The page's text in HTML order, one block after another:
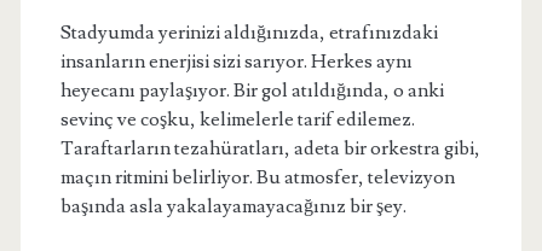
Stadyumda yerinizi aldığınızda, etrafınızdaki
insanların enerjisi sizi sarıyor. Herkes aynı
heyecanı paylaşıyor. Bir gol atıldığında, o anki
sevinç ve coşku, kelimelerle tarif edilemez.
Taraftarların tezahüratları, adeta bir orkestra gibi,
maçın ritmini belirliyor. Bu atmosfer, televizyon
başında asla yakalayamayacağınız bir şey.